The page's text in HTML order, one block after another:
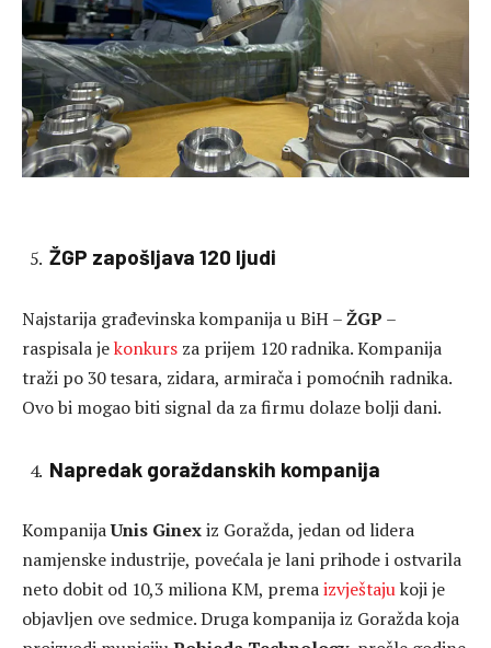
ŽGP zapošljava 120 ljudi
Najstarija građevinska kompanija u BiH –ŽGP –
raspisala jekonkurs za prijem 120 radnika. Kompanija
traži po 30 tesara, zidara, armirača i pomoćnih radnika.
Ovo bi mogao biti signal da za firmu dolaze bolji dani.
Napredak goraždanskih kompanija
KompanijaUnis Ginexiz Goražda, jedan od lidera
namjenske industrije, povećala je lani prihode i ostvarila
neto dobit od 10,3 miliona KM, premaizvještajukoji je
objavljen ove sedmice. Druga kompanija iz Goražda koja